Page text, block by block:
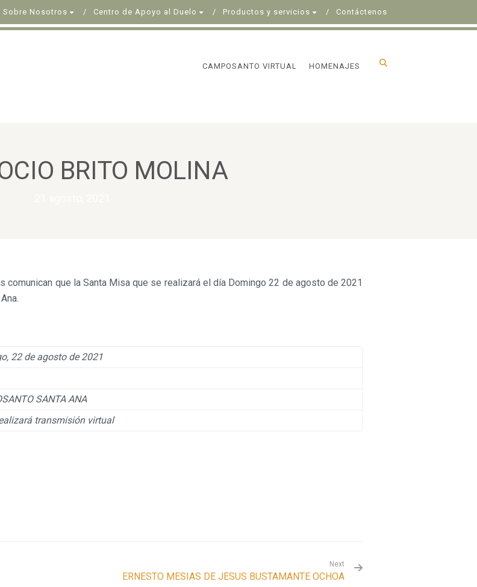
Sobre Nosotros Centro de Apoyo al Duelo Productos y servicios Contáctenos
CAMPOSANTO VIRTUAL HOMENAJES
BRITO MOLINA
que la Santa Misa que se realizará el día Domingo 22 de agosto de 2021
22 de agosto de 2021
SANTA ANA
transmisión virtual
Next
ERNESTO MESIAS DE JESUS BUSTAMANTE OCHOA